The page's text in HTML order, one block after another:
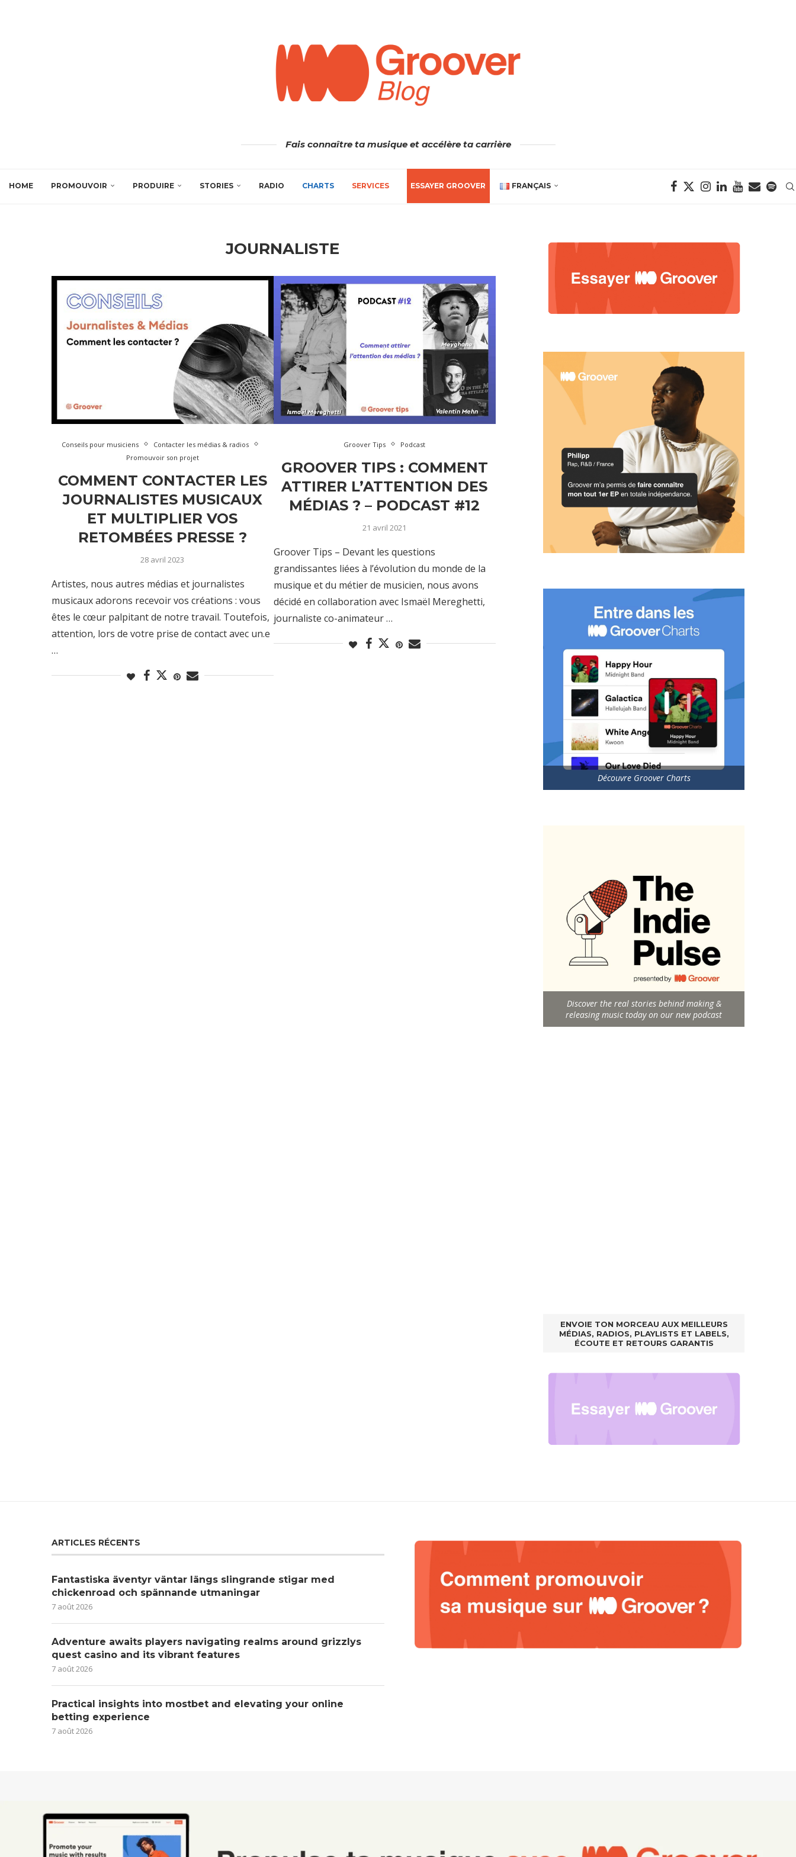
Fais connaître ta musique et accélère ta carrière
HOME PROMOUVOIR PRODUIRE STORIES RADIO CHARTS SERVICES ESSAYER GROOVER FRANÇAIS
JOURNALISTE
Conseils pour musiciens
Contacter les médias & radios
Promouvoir son projet
COMMENT CONTACTER LES
JOURNALISTES MUSICAUX
ET MULTIPLIER VOS
RETOMBÉES PRESSE ?
28 avril 2023
Artistes, nous autres médias et journalistes
musicaux adorons recevoir vos créations : vous
êtes le cœur palpitant de notre travail. Toutefois,
attention, lors de votre prise de contact avec un.e
…
Groover Tips Podcast
GROOVER TIPS : COMMENT
ATTIRER L’ATTENTION DES
MÉDIAS ? – PODCAST #12
21 avril 2021
Groover Tips – Devant les questions
grandissantes liées à l’évolution du monde de la
musique et du métier de musicien, nous avons
décidé en collaboration avec Ismaël Mereghetti,
journaliste co-animateur …
Découvre Groover Charts
Discover the real stories behind making &
releasing music today on our new podcast
ENVOIE TON MORCEAU AUX MEILLEURS
MÉDIAS, RADIOS, PLAYLISTS ET LABELS,
ÉCOUTE ET RETOURS GARANTIS
ARTICLES RÉCENTS
Fantastiska äventyr väntar längs slingrande stigar med
chickenroad och spännande utmaningar
7 août 2026
Adventure awaits players navigating realms around grizzlys
quest casino and its vibrant features
7 août 2026
Practical insights into mostbet and elevating your online
betting experience
7 août 2026